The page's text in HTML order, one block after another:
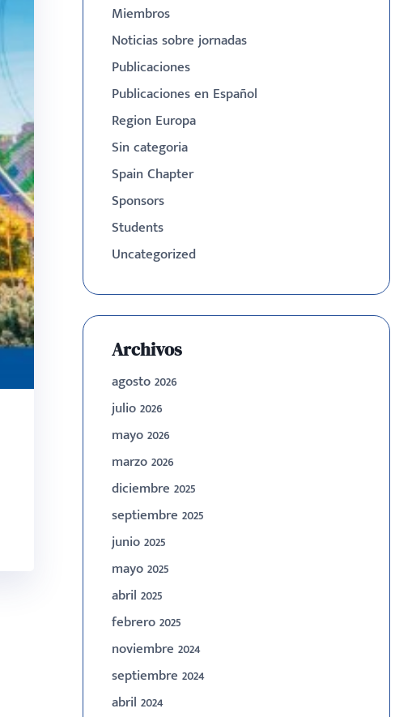
Miembros
Noticias sobre jornadas
Publicaciones
Publicaciones en Español
Region Europa
Sin categoria
Spain Chapter
Sponsors
Students
Uncategorized
Archivos
agosto 2026
julio 2026
mayo 2026
marzo 2026
diciembre 2025
septiembre 2025
junio 2025
mayo 2025
abril 2025
febrero 2025
noviembre 2024
septiembre 2024
abril 2024